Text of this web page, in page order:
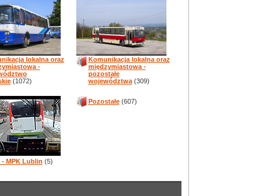
lokalna oraz
-
(1072)
Komunikacja lokalna oraz
międzymiastowa -
pozostałe
województwa(309)
- MPK Lublin (5)
Pozostałe(607)